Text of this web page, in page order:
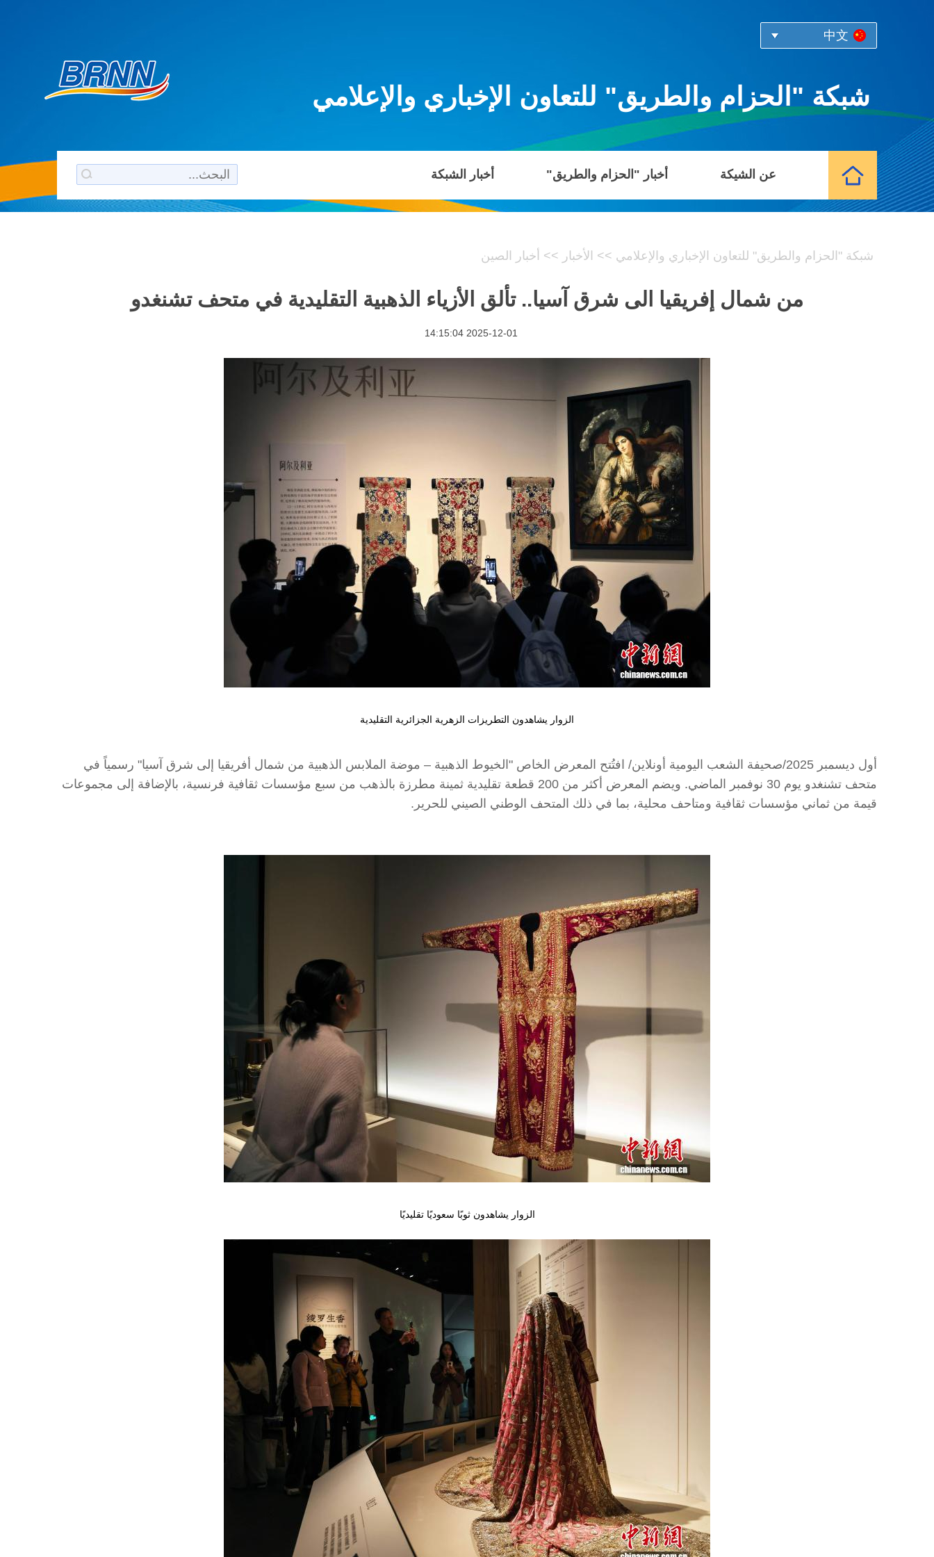
中文
شبكة "الحزام والطريق" للتعاون الإخباري والإعلامي
عن الشيكة أخبار "الحزام والطريق" أخبار الشبكة
شبكة "الحزام والطريق" للتعاون الإخباري والإعلامي >> الأخبار >> أخبار الصين
من شمال إفريقيا الى شرق آسيا.. تألق الأزياء الذهبية التقليدية في متحف تشنغدو
2025-12-01 14:15:04
الزوار يشاهدون التطريزات الزهرية الجزائرية التقليدية
أول ديسمبر 2025/صحيفة الشعب اليومية أونلاين/ افتُتح المعرض الخاص "الخيوط الذهبية – موضة الملابس الذهبية من شمال أفريقيا إلى شرق آسيا" رسمياً في
متحف تشنغدو يوم 30 نوفمبر الماضي. ويضم المعرض أكثر من 200 قطعة تقليدية ثمينة مطرزة بالذهب من سبع مؤسسات ثقافية فرنسية، بالإضافة إلى مجموعات
قيمة من ثماني مؤسسات ثقافية ومتاحف محلية، بما في ذلك المتحف الوطني الصيني للحرير.
الزوار يشاهدون ثوبًا سعوديًا تقليديًا